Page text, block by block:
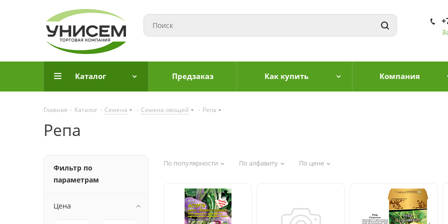
Каталог Предзаказ Как купить Компания
Главная - Каталог - Семена - Семена овощей - Репа
Репа
По популярности По алфавиту По цене
Фильтр по
параметрам
Цена